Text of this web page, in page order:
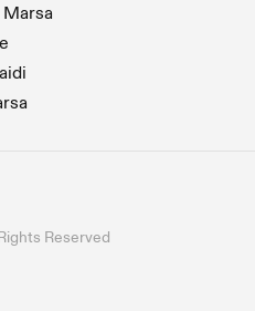
Reserved